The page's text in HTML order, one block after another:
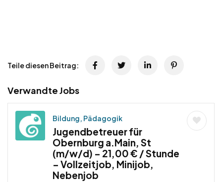
Teile diesen Beitrag:
Verwandte Jobs
Bildung, Pädagogik
Jugendbetreuer für
Obernburg a.Main, St
(m/w/d) – 21,00 € / Stunde
– Vollzeitjob, Minijob,
Nebenjob